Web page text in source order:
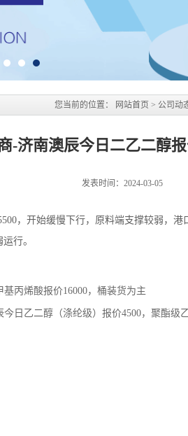
您当前的位置： 网站首页 > 公司动
-济南澳辰今日二乙二醇
发表时间：2024-03-05
，开始缓慢下行，原料端支撑较弱，
行。
丙烯酸报价16000，桶装货为主
日乙二醇（涤纶级）报价4500，聚酯级